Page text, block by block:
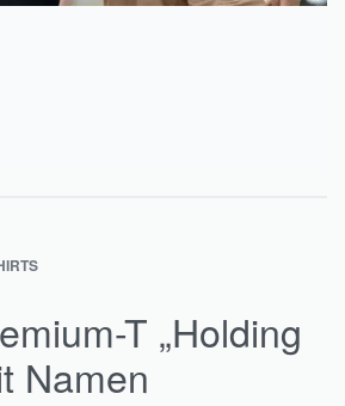
T „Holding
Namen